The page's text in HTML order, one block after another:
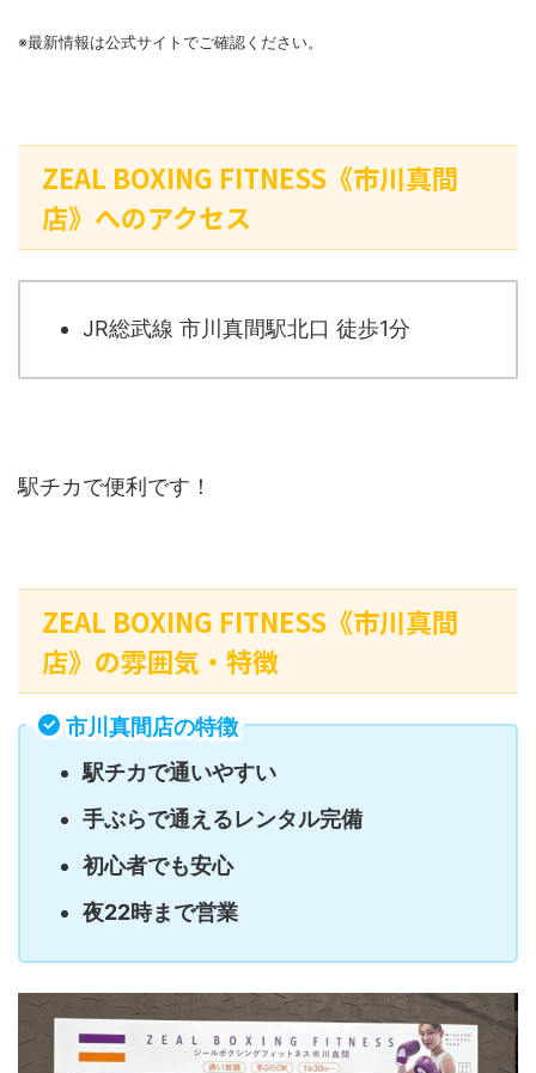
※最新情報は公式サイトでご確認ください。
ZEAL BOXING FITNESS《市川真間
店》へのアクセス
JR総武線 市川真間駅北口 徒歩1分
駅チカで便利です！
ZEAL BOXING FITNESS《市川真間
店》の雰囲気・特徴
市川真間店の特徴
駅チカで通いやすい
手ぶらで通えるレンタル完備
初心者でも安心
夜22時まで営業